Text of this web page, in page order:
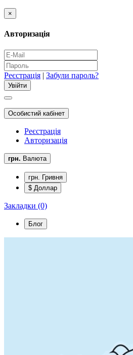
×
Авторизація
Реєстрація | Забули пароль?
Особистий кабінет
Реєстрація
Авторизація
грн. Валюта
грн. Гривня
$ Доллар
Закладки (0)
Блог